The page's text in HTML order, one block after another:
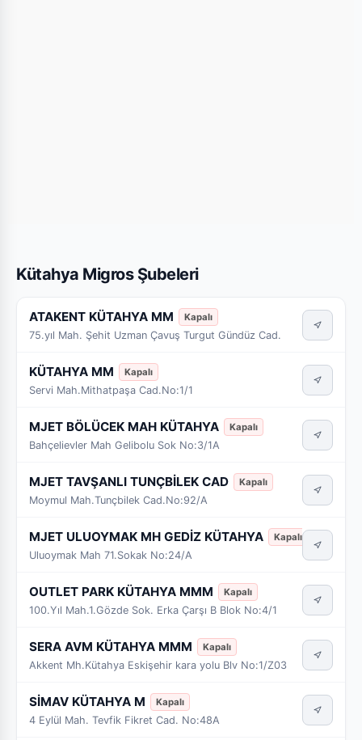
Kütahya Migros Şubeleri
ATAKENT KÜTAHYA MM Kapalı
75.yıl Mah. Şehit Uzman Çavuş Turgut Gündüz Cad.
KÜTAHYA MM Kapalı
Servi Mah.Mithatpaşa Cad.No:1/1
MJET BÖLÜCEK MAH KÜTAHYA Kapalı
Bahçelievler Mah Gelibolu Sok No:3/1A
MJET TAVŞANLI TUNÇBİLEK CAD Kapalı
Moymul Mah.Tunçbilek Cad.No:92/A
MJET ULUOYMAK MH GEDİZ KÜTAHYA Kapalı
Uluoymak Mah 71.Sokak No:24/A
OUTLET PARK KÜTAHYA MMM Kapalı
100.Yıl Mah.1.Gözde Sok. Erka Çarşı B Blok No:4/1
SERA AVM KÜTAHYA MMM Kapalı
Akkent Mh.Kütahya Eskişehir kara yolu Blv No:1/Z03
SİMAV KÜTAHYA M Kapalı
4 Eylül Mah. Tevfik Fikret Cad. No:48A